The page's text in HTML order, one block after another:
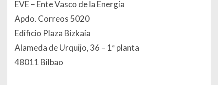
EVE – Ente Vasco de la Energía
Apdo. Correos 5020
Edificio Plaza Bizkaia
Alameda de Urquijo, 36 – 1ª planta
48011 Bilbao